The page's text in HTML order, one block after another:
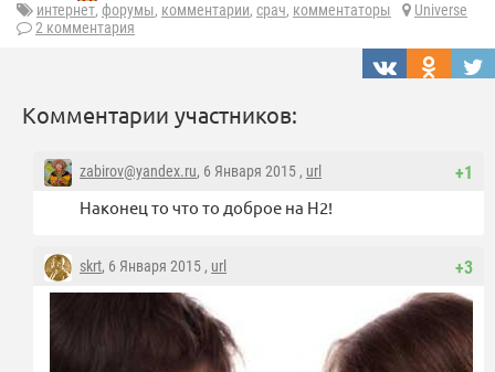
интернет, форумы, комментарии, срач, комментаторы
Universe
2 комментария
Комментарии участников:
+1
zabirov@yandex.ru, 6 Января 2015 , url
Наконец то что то доброе на Н2!
+3
skrt, 6 Января 2015 , url